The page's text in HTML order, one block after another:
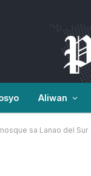
Aliwan
sa Lanao del Sur